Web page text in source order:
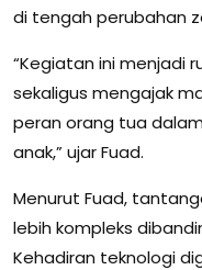
di tengah perubahan
“Kegiatan ini menjadi
sekaligus mengajak
peran orang tua
anak,” ujar Fuad.
Menurut Fuad,
lebih kompleks
Kehadiran teknologi